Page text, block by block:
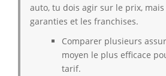
auto, tu dois agir sur le prix,
garanties et les franchises.
Comparer plusieurs
moyen le plus efficace
tarif.